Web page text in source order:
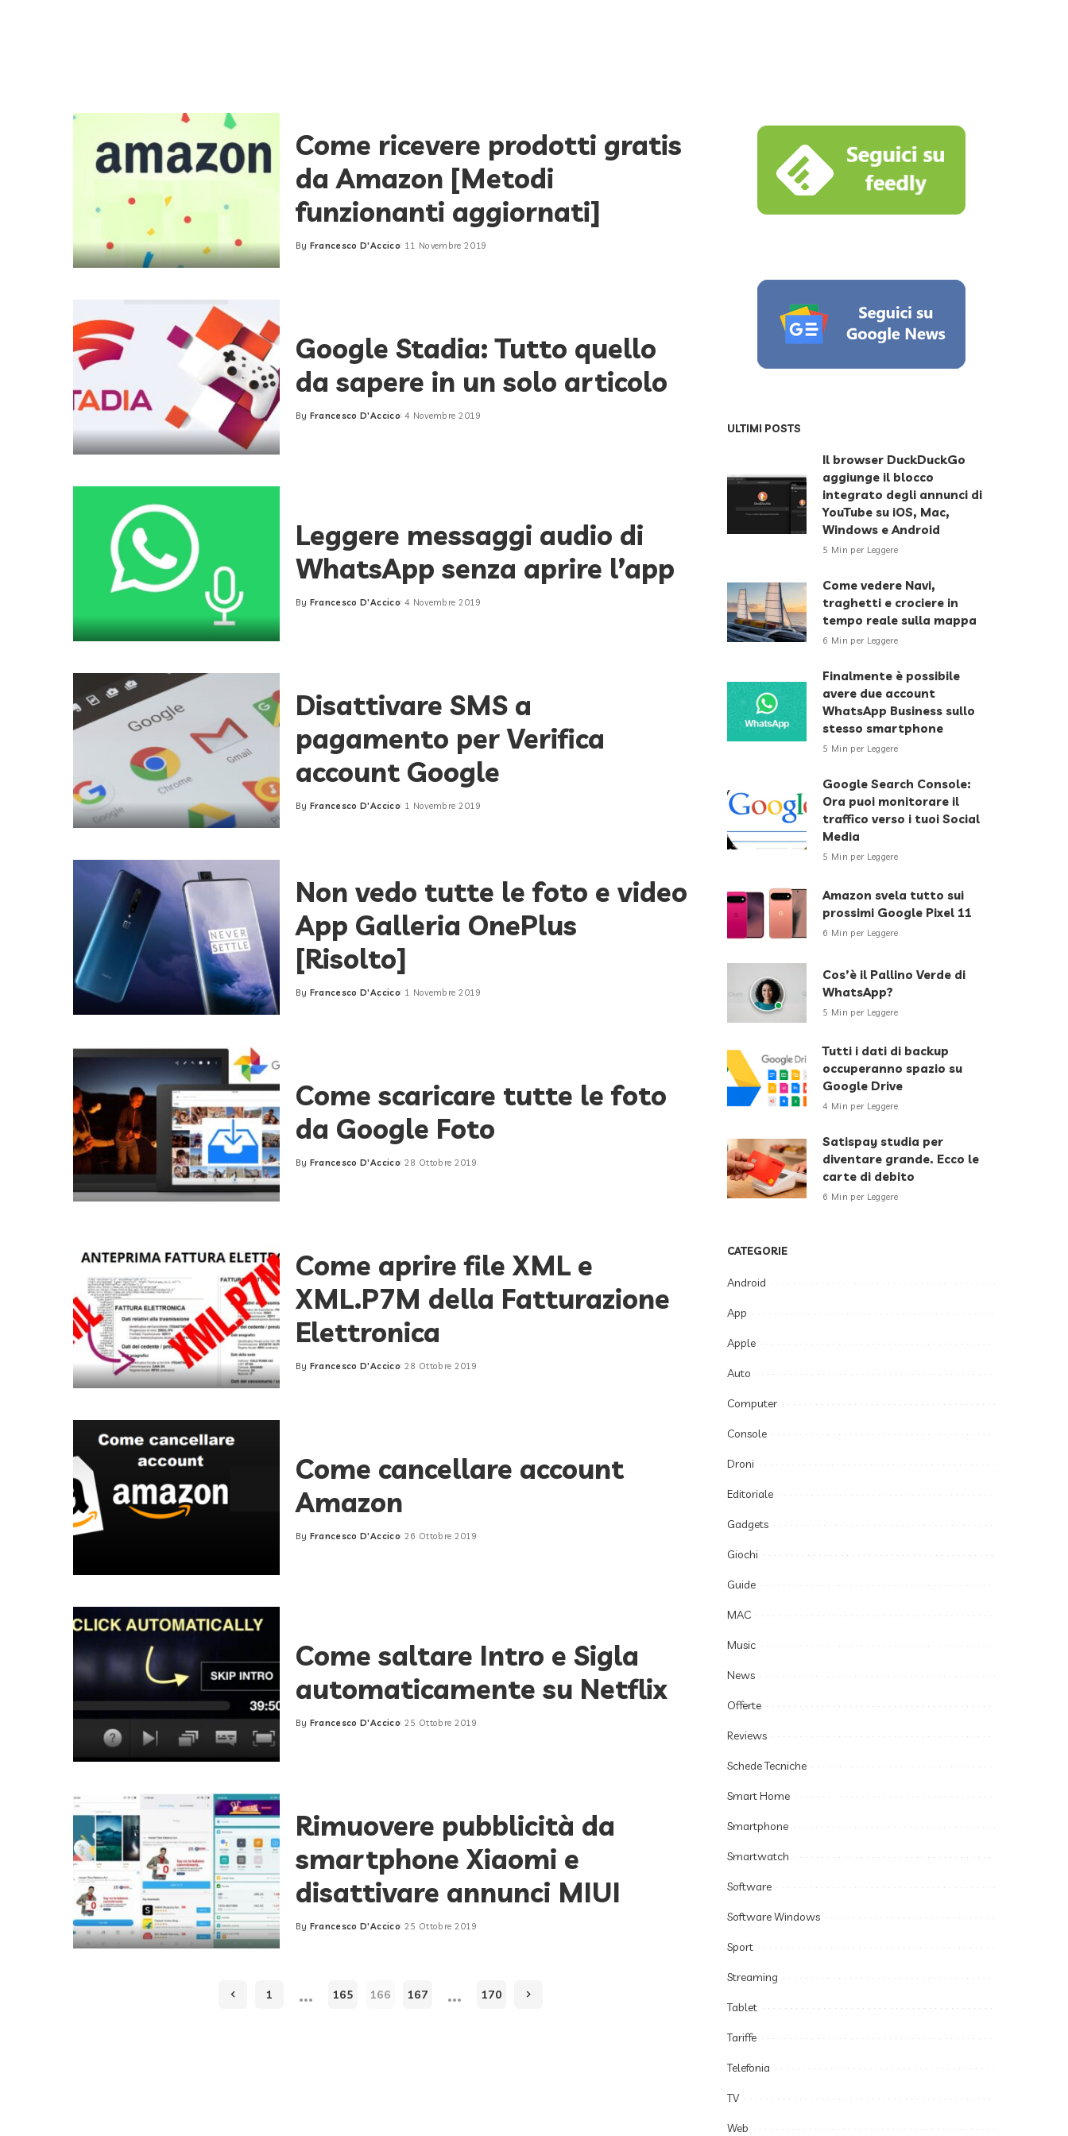
Come ricevere prodotti gratis
da Amazon [Metodi
funzionanti aggiornati]
Posted
By Francesco D'Accico 11 Novembre 2019
Google Stadia: Tutto quello
da sapere in un solo articolo
Posted
By Francesco D'Accico 4 Novembre 2019
Leggere messaggi audio di
WhatsApp senza aprire l’app
Posted
By Francesco D'Accico 4 Novembre 2019
Disattivare SMS a
pagamento per Verifica
account Google
Posted
By Francesco D'Accico 1 Novembre 2019
Non vedo tutte le foto e video
App Galleria OnePlus
[Risolto]
Posted
By Francesco D'Accico 1 Novembre 2019
Come scaricare tutte le foto
da Google Foto
Posted
By Francesco D'Accico 28 Ottobre 2019
Come aprire file XML e
XML.P7M della Fatturazione
Elettronica
Posted
By Francesco D'Accico 28 Ottobre 2019
Come cancellare account
Amazon
Posted
By Francesco D'Accico 26 Ottobre 2019
Come saltare Intro e Sigla
automaticamente su Netflix
Posted
By Francesco D'Accico 25 Ottobre 2019
Rimuovere pubblicità da
smartphone Xiaomi e
disattivare annunci MIUI
Posted
By Francesco D'Accico 25 Ottobre 2019
1 … 165 166 167 … 170
ULTIMI POSTS
Il browser DuckDuckGo
aggiunge il blocco
integrato degli annunci di
YouTube su iOS, Mac,
Windows e Android
5 Min per Leggere
Come vedere Navi,
traghetti e crociere in
tempo reale sulla mappa
6 Min per Leggere
Finalmente è possibile
avere due account
WhatsApp Business sullo
stesso smartphone
5 Min per Leggere
Google Search Console:
Ora puoi monitorare il
traffico verso i tuoi Social
Media
5 Min per Leggere
Amazon svela tutto sui
prossimi Google Pixel 11
6 Min per Leggere
Cos’è il Pallino Verde di
WhatsApp?
5 Min per Leggere
Tutti i dati di backup
occuperanno spazio su
Google Drive
4 Min per Leggere
Satispay studia per
diventare grande. Ecco le
carte di debito
6 Min per Leggere
CATEGORIE
Android
App
Apple
Auto
Computer
Console
Droni
Editoriale
Gadgets
Giochi
Guide
MAC
Music
News
Offerte
Reviews
Schede Tecniche
Smart Home
Smartphone
Smartwatch
Software
Software Windows
Sport
Streaming
Tablet
Tariffe
Telefonia
TV
Web